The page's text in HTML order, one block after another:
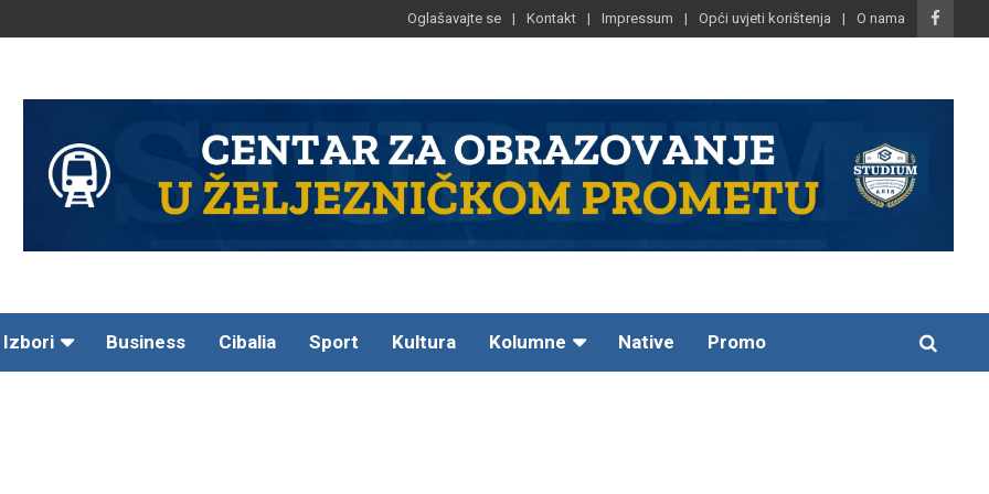
Oglašavajte se Kontakt Impressum Opći uvjeti korištenja O nama
Izbori Business Cibalia Sport Kultura Kolumne Native Promo